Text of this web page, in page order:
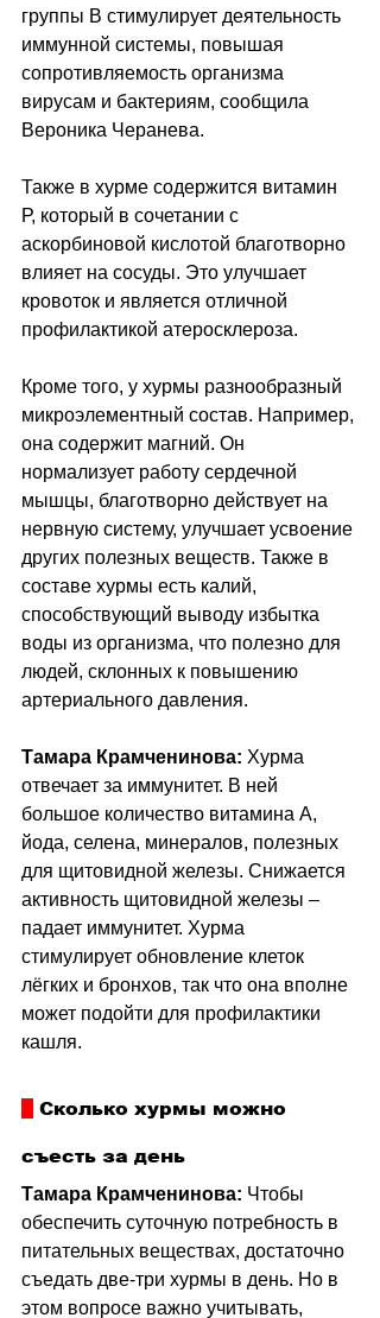
группы В стимулирует деятельность
иммунной системы, повышая
сопротивляемость организма
вирусам и бактериям, сообщила
Вероника Черанева.
Также в хурме содержится витамин
Р, который в сочетании с
аскорбиновой кислотой благотворно
влияет на сосуды. Это улучшает
кровоток и является отличной
профилактикой атеросклероза.
Кроме того, у хурмы разнообразный
микроэлементный состав. Например,
она содержит магний. Он
нормализует работу сердечной
мышцы, благотворно действует на
нервную систему, улучшает усвоение
других полезных веществ. Также в
составе хурмы есть калий,
способствующий выводу избытка
воды из организма, что полезно для
людей, склонных к повышению
артериального давления.
Тамара Крамченинова: Хурма
отвечает за иммунитет. В ней
большое количество витамина А,
йода, селена, минералов, полезных
для щитовидной железы. Снижается
активность щитовидной железы –
падает иммунитет. Хурма
стимулирует обновление клеток
лёгких и бронхов, так что она вполне
может подойти для профилактики
кашля.
Сколько хурмы можно
съесть за день
Тамара Крамченинова: Чтобы
обеспечить суточную потребность в
питательных веществах, достаточно
съедать две-три хурмы в день. Но в
этом вопросе важно учитывать,